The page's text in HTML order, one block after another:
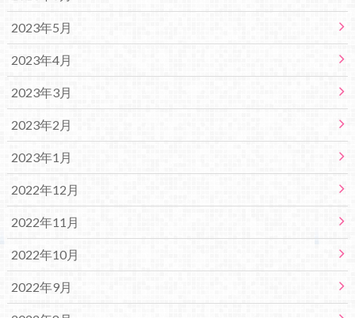
2023年5月
2023年4月
2023年3月
2023年2月
2023年1月
2022年12月
2022年11月
2022年10月
2022年9月